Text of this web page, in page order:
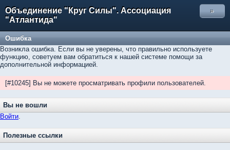
Объединение "Круг Силы". Ассоциация
"Атлантида"
»
Ошибка
Возникла ошибка. Если вы не уверены, что правильно используете
функцию, советуем вам обратиться к нашей системе помощи за
дополнительной информацией.
[#10245] Вы не можете просматривать профили пользователей.
Вы не вошли
Войти.
Полезные ссылки